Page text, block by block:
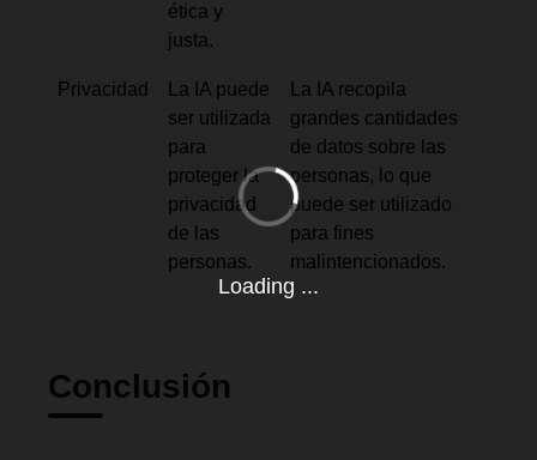
ética y
justa.
Privacidad
La IA puede
ser utilizada
para
proteger la
privacidad
de las
personas.
La IA recopila
grandes cantidades
de datos sobre las
personas, lo que
puede ser utilizado
para fines
malintencionados.
Conclusión
Loading ...